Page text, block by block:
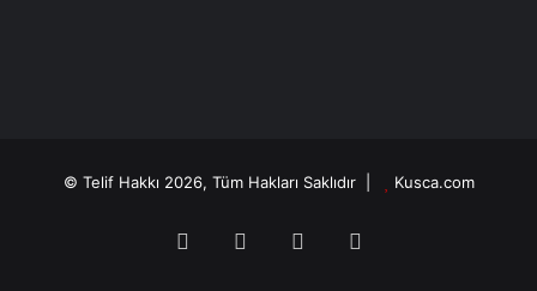
© Telif Hakkı 2026, Tüm Hakları Saklıdır | Kusca.com
Facebook YouTube